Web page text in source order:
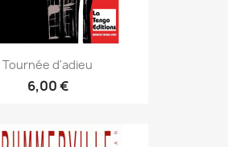
Tournée d'adieu
6,00 €